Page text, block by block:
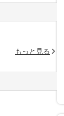
もっと見る